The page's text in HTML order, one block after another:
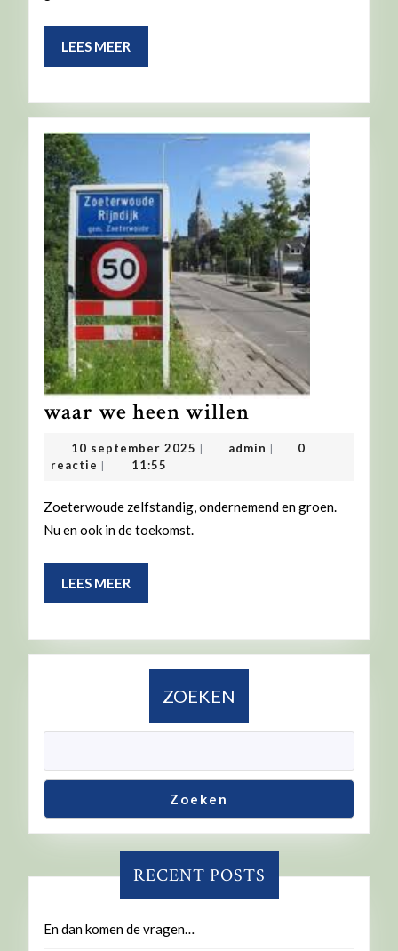
LEES MEER
MEER
waar we heen willen
we
heen
10 september 2025 10
| admin admin
|
0
reactie | 11:55
Zoeterwoude zelfstandig, ondernemend en groen.
Nu en ook in de toekomst.
LEES MEER
MEER
ZOEKEN
Zoeken
RECENT POSTS
En dan komen de vragen…